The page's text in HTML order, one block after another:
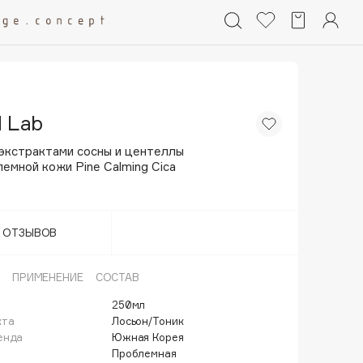
Lab
сосны и центеллы
кожи Pine Calming Cica
ОТЗЫВОВ
ПРИМЕНЕНИЕ СОСТАВ
250мл
Лосьон/Тоник
Южная Корея
Проблемная